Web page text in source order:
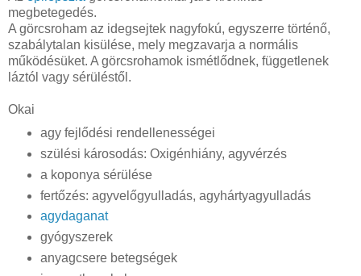
megbetegedés.
A görcsroham az idegsejtek nagyfokú, egyszerre történő,
szabálytalan kisülése, mely megzavarja a normális
működésüket. A görcsrohamok ismétlődnek, függetlenek
láztól vagy sérüléstől.
Okai
agy fejlődési rendellenességei
szülési károsodás: Oxigénhiány, agyvérzés
a koponya sérülése
fertőzés: agyvelőgyulladás, agyhártyagyulladás
agydaganat
gyógyszerek
anyagcsere betegségek